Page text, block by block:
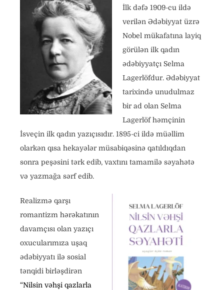
İlk dəfə 1909-cu ildə
verilən Ədəbiyyat üzrə
Nobel mükafatına layiq
görülən ilk qadın
ədəbiyyatçı Selma
Lagerlöfdur. Ədəbiyyat
tarixində unudulmaz
bir ad olan Selma
Lagerlöf həmçinin
İsveçin ilk qadın yazıçısıdır. 1895-ci ildə müəllim
olarkən qısa hekayələr müsabiqəsinə qatıldıqdan
sonra peşəsini tərk edib, vaxtını tamamilə səyahətə
və yazmağa sərf edib.
Realizmə qarşı
romantizm hərəkatının
davamçısı olan yazıçı
oxucularımıza uşaq
ədəbiyyatı ilə sosial
tənqidi birləşdirən
“Nilsin vəhşi qazlarla